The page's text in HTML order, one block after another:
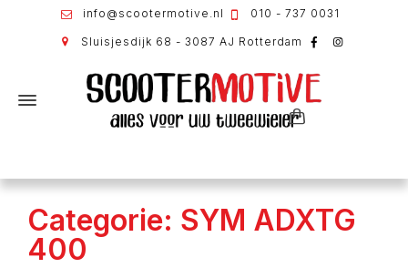
info@scootermotive.nl 010 - 737 0031
Sluisjesdijk 68 - 3087 AJ Rotterdam
Categorie: SYM ADXTG
400